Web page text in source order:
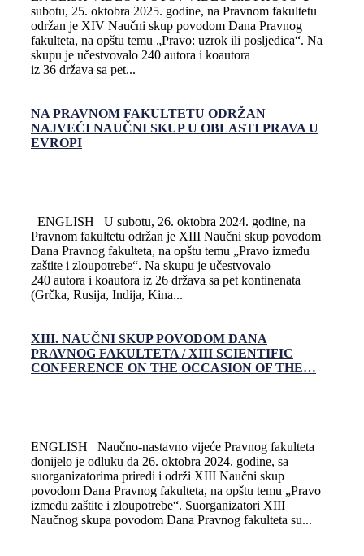
subotu, 25. oktobra 2025. godine, na Pravnom fakultetu
održan je XIV Naučni skup povodom Dana Pravnog
fakulteta, na opštu temu „Pravo: uzrok ili posljedica“. Na
skupu je učestvovalo 240 autora i koautora
iz 36 država sa pet...
NA PRAVNOM FAKULTETU ODRŽAN
NAJVEĆI NAUČNI SKUP U OBLASTI PRAVA U
EVROPI
ENGLISH U subotu, 26. oktobra 2024. godine, na
Pravnom fakultetu održan je XIII Naučni skup povodom
Dana Pravnog fakulteta, na opštu temu „Pravo između
zaštite i zloupotrebe“. Na skupu je učestvovalo
240 autora i koautora iz 26 država sa pet kontinenata
(Grčka, Rusija, Indija, Kina...
XIII. NAUČNI SKUP POVODOM DANA
PRAVNOG FAKULTETA / XIII SCIENTIFIC
CONFERENCE ON THE OCCASION OF THE…
ENGLISH Naučno-nastavno vijeće Pravnog fakulteta
donijelo je odluku da 26. oktobra 2024. godine, sa
suorganizatorima priredi i održi XIII Naučni skup
povodom Dana Pravnog fakulteta, na opštu temu „Pravo
između zaštite i zloupotrebe“. Suorganizatori XIII
Naučnog skupa povodom Dana Pravnog fakulteta su...